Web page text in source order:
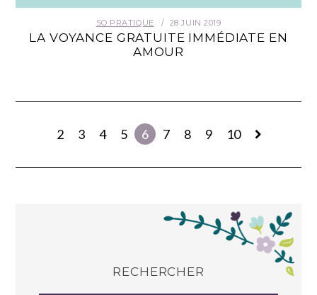
SO PRATIQUE 28 JUIN 2019
LA VOYANCE GRATUITE IMMÉDIATE EN
AMOUR
2 3 4 5 6 7 8 9 10
RECHERCHER